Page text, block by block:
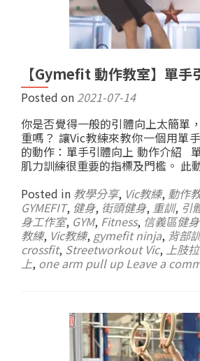
【Gymefit 動作教室】單手
Posted on 2021-07-14
你是否覺得一般的引體向上太簡單
重嗎？ 讓Vic教練來教你一個用單
的動作：單手引體向上 動作介紹
肌力訓練很重要的指標及門檻。 此
Posted in 教學分享, Vic教練, 動作
GYMEFIT, 健身, 街頭健身, 重訓, 引
身工作室, GYM, Fitness, 信義區健
教練, Vic教練, gymefit ninja, 背部
crossfit, Streetworkout Vic, 上肢拉
上, one arm pull up Leave a